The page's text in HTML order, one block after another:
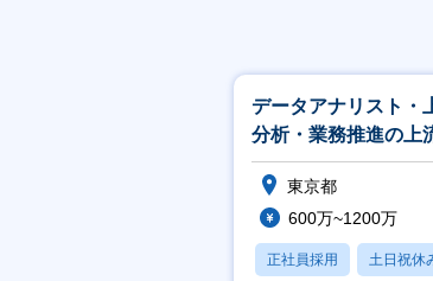
データアナリスト・
分析・業務推進の上
携われます／リモー
東京都
600万~1200万
正社員採用 土日祝休